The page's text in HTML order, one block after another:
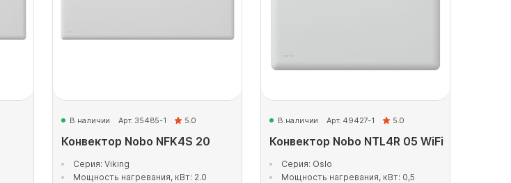
В наличии Арт. 35485-1 5.0
Конвектор Nobo NFK4S 20
Серия: Viking
Мощность нагревания, кВт: 2.0
В наличии Арт. 49427-1 5.0
Конвектор Nobo NTL4R 05 WiFi
Серия: Oslo
Мощность нагревания, кВт: 0,5